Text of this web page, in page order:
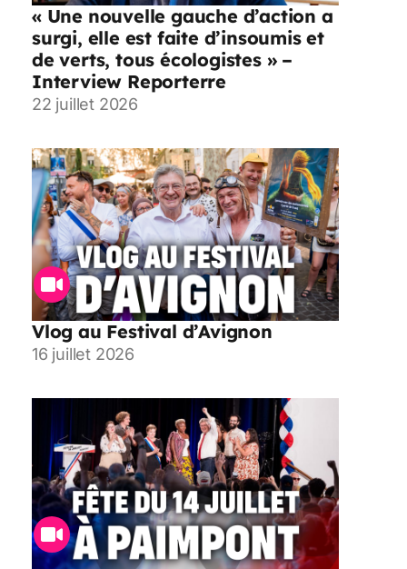
« Une nouvelle gauche d’action a
surgi, elle est faite d’insoumis et
de verts, tous écologistes » –
Interview Reporterre
22 juillet 2026
Vlog au Festival d’Avignon
16 juillet 2026